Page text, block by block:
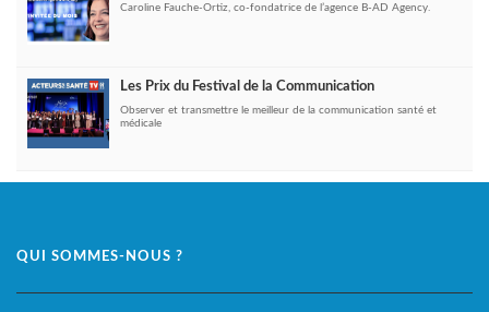
Caroline Fauche-Ortiz, co-fondatrice de l’agence B-AD Agency.
Les Prix du Festival de la Communication
Observer et transmettre le meilleur de la communication santé et
médicale
QUI SOMMES-NOUS ?